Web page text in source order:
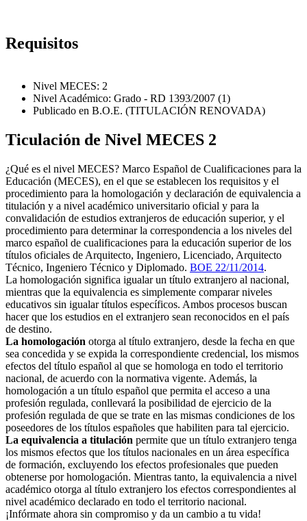
Requisitos
Nivel MECES: 2
Nivel Académico: Grado - RD 1393/2007 (1)
Publicado en B.O.E. (TITULACIÓN RENOVADA)
Ticulación de Nivel MECES 2
¿Qué es el nivel MECES? Marco Español de Cualificaciones para la
Educación (MECES), en el que se establecen los requisitos y el
procedimiento para la homologación y declaración de equivalencia a
titulación y a nivel académico universitario oficial y para la
convalidación de estudios extranjeros de educación superior, y el
procedimiento para determinar la correspondencia a los niveles del
marco español de cualificaciones para la educación superior de los
títulos oficiales de Arquitecto, Ingeniero, Licenciado, Arquitecto
Técnico, Ingeniero Técnico y Diplomado. BOE 22/11/2014.
La homologación significa igualar un título extranjero al nacional,
mientras que la equivalencia es simplemente comparar niveles
educativos sin igualar títulos específicos. Ambos procesos buscan
hacer que los estudios en el extranjero sean reconocidos en el país
de destino.
La homologación otorga al título extranjero, desde la fecha en que
sea concedida y se expida la correspondiente credencial, los mismos
efectos del título español al que se homologa en todo el territorio
nacional, de acuerdo con la normativa vigente. Además, la
homologación a un título español que permita el acceso a una
profesión regulada, conllevará la posibilidad de ejercicio de la
profesión regulada de que se trate en las mismas condiciones de los
poseedores de los títulos españoles que habiliten para tal ejercicio.
La equivalencia a titulación permite que un título extranjero tenga
los mismos efectos que los títulos nacionales en un área específica
de formación, excluyendo los efectos profesionales que pueden
obtenerse por homologación. Mientras tanto, la equivalencia a nivel
académico otorga al título extranjero los efectos correspondientes al
nivel académico declarado en todo el territorio nacional.
¡Infórmate ahora sin compromiso y da un cambio a tu vida!